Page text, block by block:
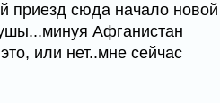
приезд сюда начало новой
Афганистан
или нет..мне сейчас